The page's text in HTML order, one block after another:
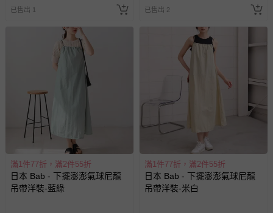
已售出 1 已售出 2
滿1件77折，滿2件55折
日本 Bab - 下擺澎澎氣球尼龍
吊帶洋裝-藍綠
滿1件77折，滿2件55折
日本 Bab - 下擺澎澎氣球尼龍
吊帶洋裝-米白